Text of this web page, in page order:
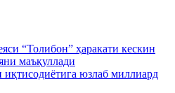
“Толибон” ҳаракати кескин
маъқуллади
юзлаб миллиард